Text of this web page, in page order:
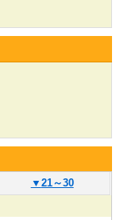
▼ 21～30